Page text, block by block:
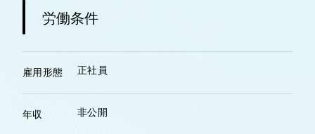
労働条件
雇用形態 正社員
年収 非公開